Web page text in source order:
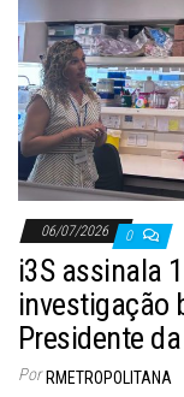
06/07/2026 0
i3S assinala
investigação
Presidente
Por RMETROPOLITANA